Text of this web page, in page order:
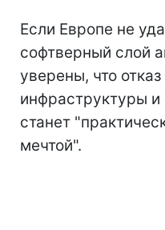
Если Европе не
софтверный слой
уверены, что
инфраструктуры
станет
мечтой".